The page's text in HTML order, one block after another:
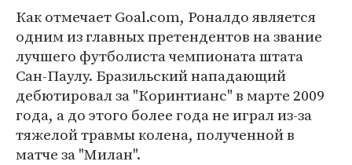
Как отмечает Goal.com, Роналдо является
одним из главных претендентов на звание
лучшего футболиста чемпионата штата
Сан-Паулу. Бразильский нападающий
дебютировал за "Коринтианс" в марте 2009
года, а до этого более года не играл из-за
тяжелой травмы колена, полученной в
матче за "Милан".